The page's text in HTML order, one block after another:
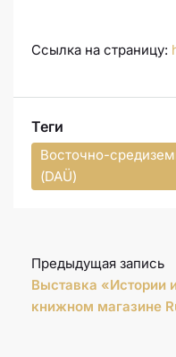
Cсылка на страницу:
Теги
Восточно-
(DAÜ)
Предыдущая запись
Выставка «Истории
книжном магазине